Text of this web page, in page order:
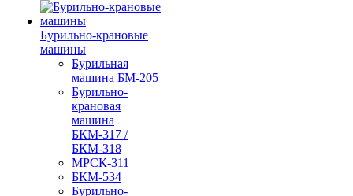
Бурильно-крановые
машины
Бурильная
машина БМ-205
Бурильно-
крановая
машина
БКМ-317 /
БКМ-318
МРСК-311
БКМ-534
Бурильно-